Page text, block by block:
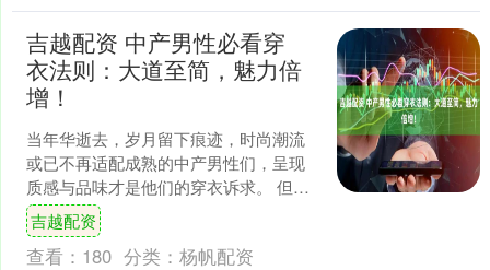
吉越配资 中产男性必看穿
衣法则：大道至简，魅力倍
增！
当年华逝去，岁月留下痕迹，时尚潮流
或已不再适配成熟的中产男性们，呈现
质感与品味才是他们的穿衣诉求。 但
是，中产男性该如何打造这种质感与品
味，营造高智感氛围？ 摒....
吉越配资
查看： 180 分类： 杨帆配资